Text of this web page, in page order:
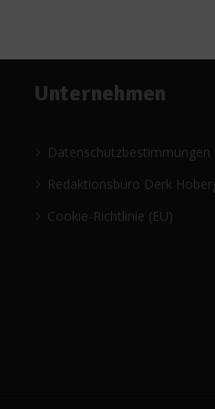
Unternehmen
Datenschutzbestimmungen
Redaktionsbüro Derk
Cookie-Richtlinie (EU)